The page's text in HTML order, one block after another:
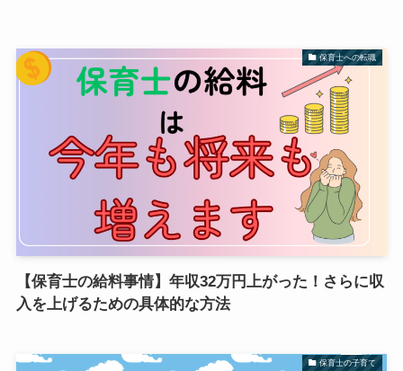
保育士への転職
【保育士の給料事情】年収32万円上がった！さらに収
入を上げるための具体的な方法
保育士の子育て